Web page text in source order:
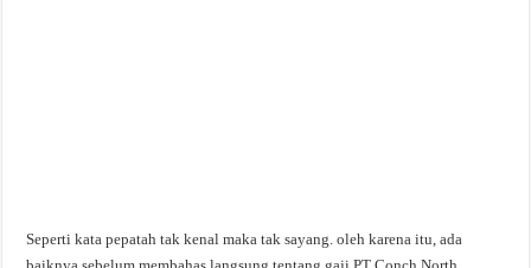
Seperti kata pepatah tak kenal maka tak sayang. oleh karena itu, ada